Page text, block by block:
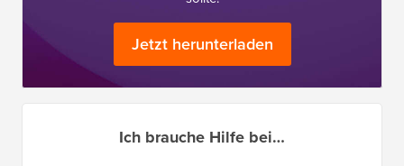
Jetzt herunterladen
Ich brauche Hilfe bei…